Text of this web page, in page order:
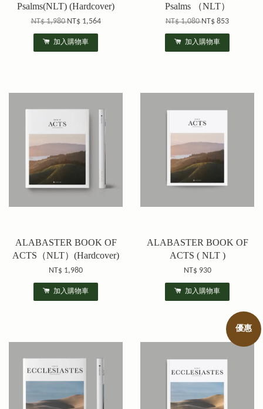
Psalms(NLT) (Hardcover)
NT$ 1,980NT$ 1,564
加入購物車
Psalms （NLT）
NT$ 1,080NT$ 853
加入購物車
ALABASTER BOOK OF
ACTS（NLT）(Hardcover)
NT$ 1,980
加入購物車
ALABASTER BOOK OF
ACTS ( NLT )
NT$ 930
加入購物車
優惠